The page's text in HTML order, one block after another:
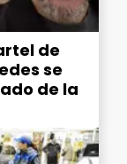
de
se
de la